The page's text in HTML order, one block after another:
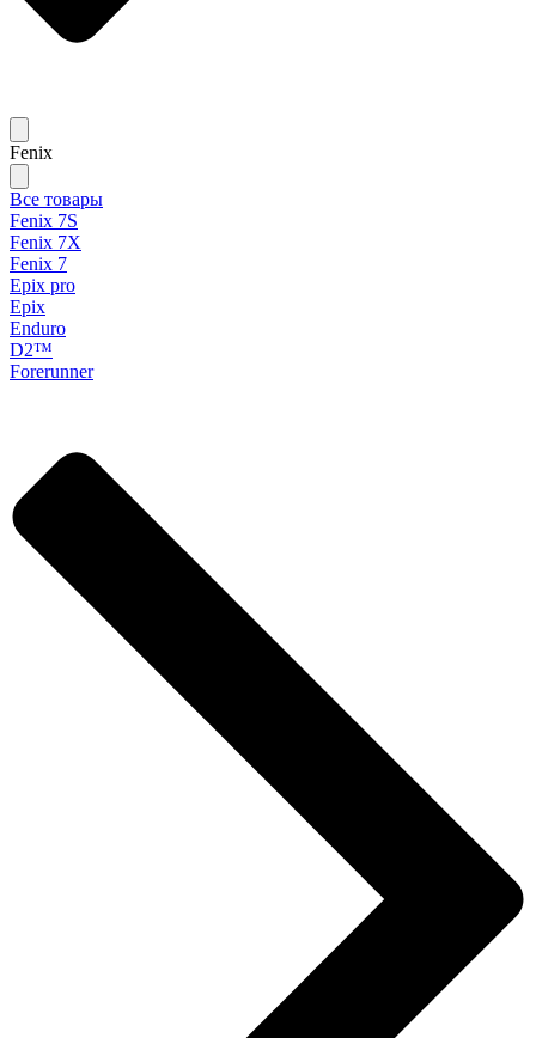
Fenix
Все товары
Fenix 7S
Fenix 7X
Fenix 7
Epix pro
Epix
Enduro
D2™
Forerunner